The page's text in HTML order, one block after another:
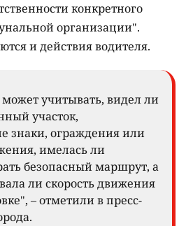
конкретного
организации".
и действия водителя.
учитывать, видел ли
участок,
знаки, ограждения или
имелась ли
безопасный маршрут, а
ли скорость движения
– отметили в пресс-